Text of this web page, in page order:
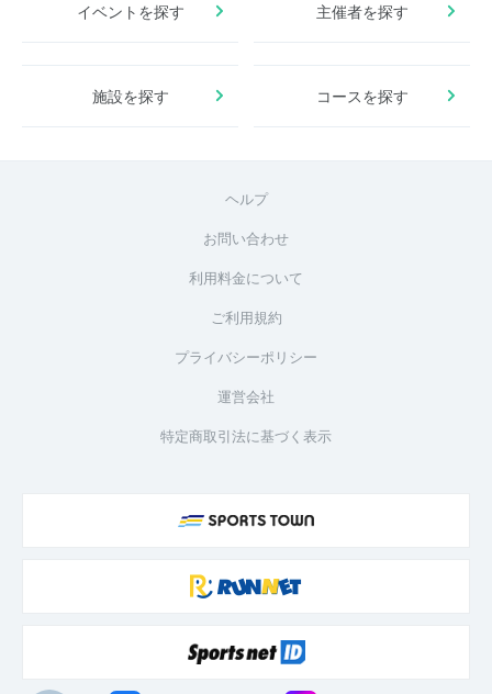
イベントを探す 主催者を探す
施設を探す コースを探す
ヘルプ
お問い合わせ
利用料金について
ご利用規約
プライバシーポリシー
運営会社
特定商取引法に基づく表示